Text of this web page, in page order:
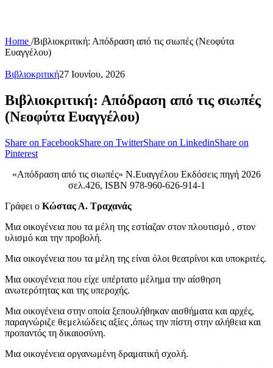
Home /Βιβλιοκριτική: Απόδραση από τις σιωπές (Νεοφύτα
Ευαγγέλου)
Βιβλιοκριτική27 Ιουνίου, 2026
Βιβλιοκριτική: Απόδραση από τις σιωπές
(Νεοφύτα Ευαγγέλου)
Share on FacebookShare on TwitterShare on LinkedinShare on
Pinterest
«Απόδραση από τις σιωπές» Ν.Ευαγγέλου Εκδόσεις πηγή 2026
σελ.426, ISBN 978-960-626-914-1
Γράφει ο Κώστας Α. Τραχανάς
Μια οικογένεια που τα μέλη της εστίαζαν στον πλουτισμό , στον
υλισμό και την προβολή.
Μια οικογένεια που τα μέλη της είναι όλοι θεατρίνοι και υποκριτές.
Μια οικογένεια που είχε υπέρτατο μέλημα την αίσθηση
ανωτερότητας και της υπεροχής.
Μια οικογένεια στην οποία ξεπουλήθηκαν αισθήματα και αρχές,
παραγνώριζε θεμελιώδεις αξίες ,όπως την πίστη στην αλήθεια και
προπαντός τη δικαιοσύνη.
Μια οικογένεια οργανωμένη δραματική σχολή.